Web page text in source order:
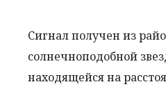
Сигнал получен из
солнечноподобной
находящейся на